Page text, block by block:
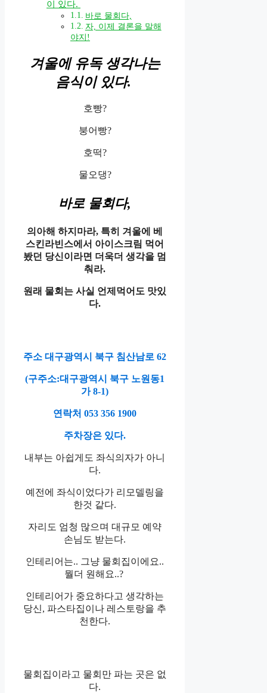
이 있다.
바로 물회다,
자, 이제 결론을 말해
야지!
겨울에 유독 생각나는
음식이 있다.
호빵?
붕어빵?
호떡?
물오댕?
바로 물회다,
의아해 하지마라, 특히 겨울에 베
스킨라빈스에서 아이스크림 먹어
봤던 당신이라면 더욱더 생각을 멈
춰라.
원래 물회는 사실 언제먹어도 맛있
다.
주소 대구광역시 북구 침산남로 62
(구주소:대구광역시 북구 노원동1
가 8-1)
연락처 053 356 1900
주차장은 있다.
내부는 아쉽게도 좌식의자가 아니
다.
예전에 좌식이었다가 리모델링을
한것 같다.
자리도 엄청 많으며 대규모 예약
손님도 받는다.
인테리어는.. 그냥 물회집이에요..
뭘더 원해요..?
인테리어가 중요하다고 생각하는
당신, 파스타집이나 레스토랑을 추
천한다.
물회집이라고 물회만 파는 곳은 없
다.